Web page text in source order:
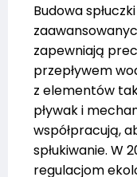
Budowa
zapewniają
przepływem
z elementów
pływak i
współpracują,
spłukiwanie. W
regulacjom